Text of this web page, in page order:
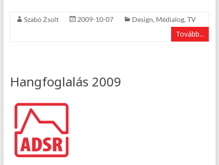
Szabó Zsolt 2009-10-07 Design, Médialog, TV
Tovább...
Hangfoglalás 2009